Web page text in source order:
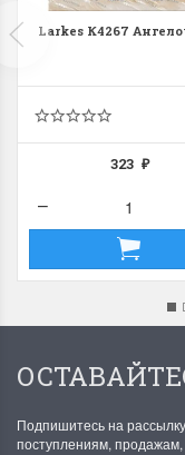
Larkes К4267
323 ₽
Подпишитесь на
поступлениям,